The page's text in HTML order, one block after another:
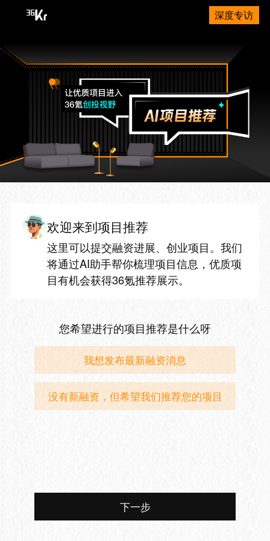
深度专访
欢迎来到项目推荐
这里可以提交融资进展、创业项目。我们
将通过AI助手帮你梳理项目信息，优质项
目有机会获得36氪推荐展示。
您希望进行的项目推荐是什么呀
我想发布最新融资消息
没有新融资，但希望我们推荐您的项目
下一步